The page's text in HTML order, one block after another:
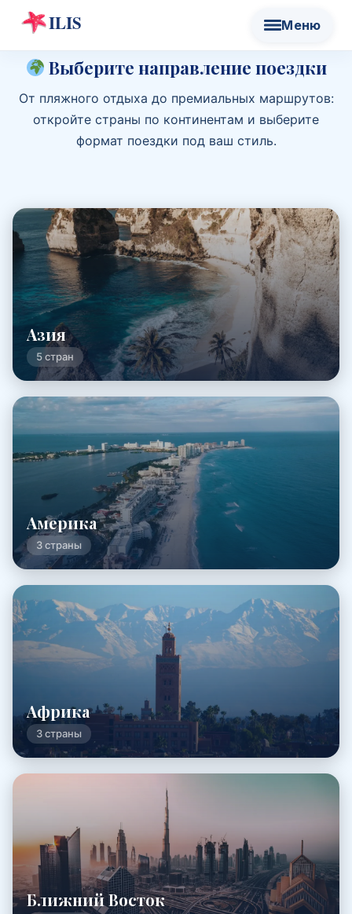
Выберите направление поездки
От пляжного отдыха до премиальных маршрутов:
откройте страны по континентам и выберите
формат поездки под ваш стиль.
Азия
5 стран
Америка
3 страны
Африка
3 страны
Ближний Восток